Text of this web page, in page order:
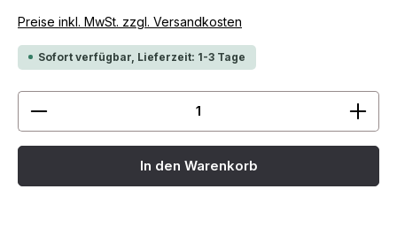
Preise inkl. MwSt. zzgl. Versandkosten
Sofort verfügbar, Lieferzeit: 1-3 Tage
Produkt Anzahl: Gib den gewünschten Wert ein
In den Warenkorb